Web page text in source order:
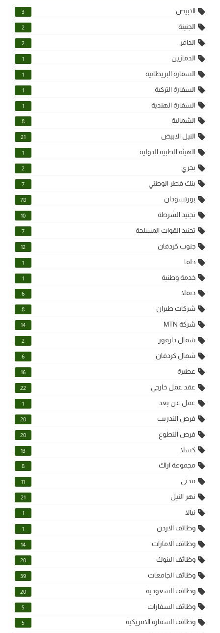
الابيض 3
الجنينة 2
الدامر 2
الدمازين 1
السفارة البريطانية 1
السفارة التركية 1
السفارة الهندية 1
الشمالية 8
النيل الابيض 21
الهيئة الطبية الدولية 1
بحري 2
بنك قطر الوطني 7
بورتسودان 78
تجنيد الشرطة 10
تجنيد القوات المسلحة 7
جنوب كردفان 12
حلفا 1
خدمة وطنية 1
دنقلا 6
شركات طيران 8
شركة MTN 14
شمال دارفور 2
شمال كردفان 6
عطبرة 16
عقد عمل خارجي 22
عمل عن بعد 1
فرص التدريب 20
فرص التطوع 20
كسلا 13
مجموعة اراك 8
مدني 11
نهر النيل 21
نيالا 1
وظائف الاردن 1
وظائف الامارات 14
وظائف البنوك 20
وظائف الجامعات 39
وظائف السعودية 20
وظائف السفارات 5
وظائف السفارة الامريكية 5